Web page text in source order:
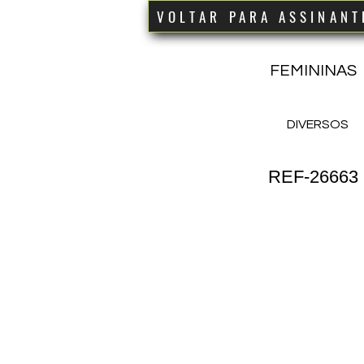
VOLTAR PARA
FEMININAS
DIVERSOS
REF-26663